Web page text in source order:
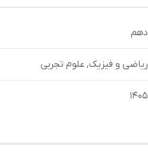
دهم
ریاضی و فیزیک, علوم تجربی
1405